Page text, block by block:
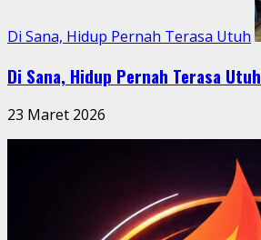
Di Sana, Hidup Pernah Terasa Utuh
Di Sana, Hidup Pernah Terasa Utuh
23 Maret 2026